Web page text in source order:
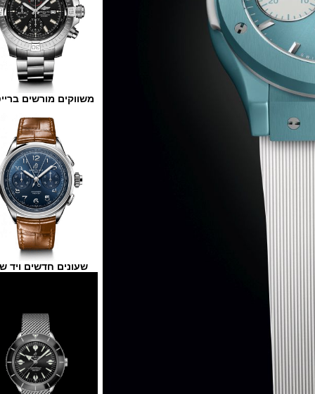
משווקים מורשים ברייטלינג
שעונים חדשים ויד שנייה